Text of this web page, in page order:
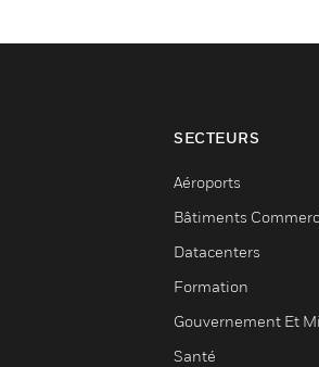
SECTEURS
Aéroports
Bâtiments
Datacenters
Formation
Gouvernement Et
Santé